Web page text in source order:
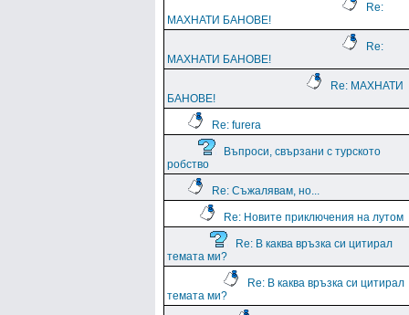
Re:
МАХНАТИ БАНОВЕ!
Re:
МАХНАТИ БАНОВЕ!
Re: МАХНАТИ
БАНОВЕ!
Re: furera
Въпроси, свързани с турското
робство
Re: Съжалявам, но...
Re: Новите приключения на лутом
Re: В каква връзка си цитирал
темата ми?
Re: В каква връзка си цитирал
темата ми?